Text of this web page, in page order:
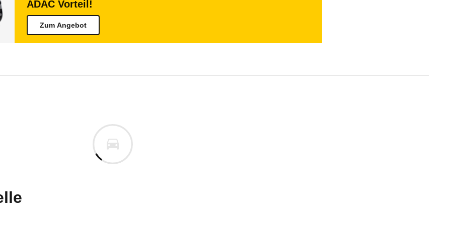
ADAC Vorteil!
Zum Angebot
informieren. Welche Fahrzeuge genau betroffen sind, entnehmen Sie bitte dem Rückruf, da